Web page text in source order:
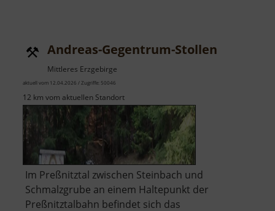
Andreas-Gegentrum-Stollen
Mittleres Erzgebirge
aktuell vom 12.04.2026 / Zugriffe: 50046
12 km vom aktuellen Standort
Im Preßnitztal zwischen Steinbach und
Schmalzgrube an einem Haltepunkt der
Preßnitztalbahn befindet sich das